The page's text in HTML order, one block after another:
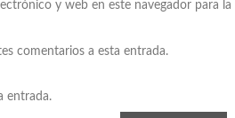
y web en este navegador para
comentarios a esta entrada.
entrada.